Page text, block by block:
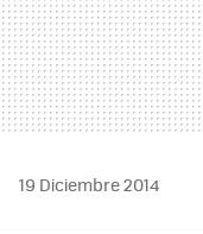
19 Diciembre 2014